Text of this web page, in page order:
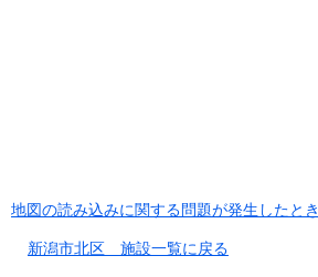
地図の読み込みに関する問題が発生したとき
新潟市北区 施設一覧に戻る